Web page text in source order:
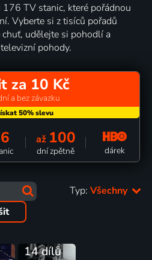
176 TV stanic, které pořádnou
Vyberte si z tisíců pořadů
udělejte si pohodlí a
pohody.
za 10 Kč
a bez závazku
až 100
dní zpětně dárek
Typ: Všechny
14 dílů